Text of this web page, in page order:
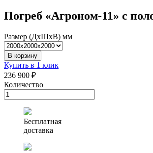
Погреб «Агроном-11» с
Размер (ДхШхВ) мм
В корзину
Купить в 1 клик
236 900 ₽
Количество
Количество
товара
Погреб
«Агроном-11»
пологим
входом
Бесплатная
доставка